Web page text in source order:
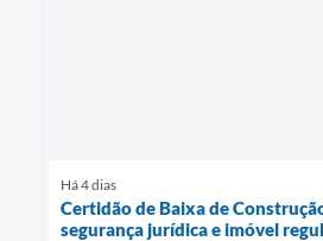
Há 4 dias
Certidão de Baixa de
segurança jurídica e imóvel